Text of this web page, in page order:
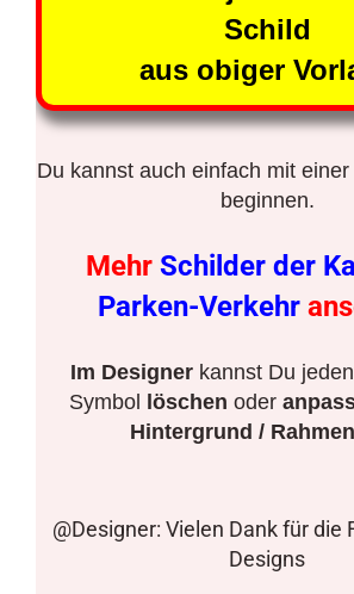
Schild
aus obiger
Du kannst auch einfach mit einer
beginnen.
Mehr Schilder der
Parken-Verkehr
Im Designerkannst Du
Symbol
löschen oder
Hintergrund /
@Designer: Vielen Dank für die
Designs